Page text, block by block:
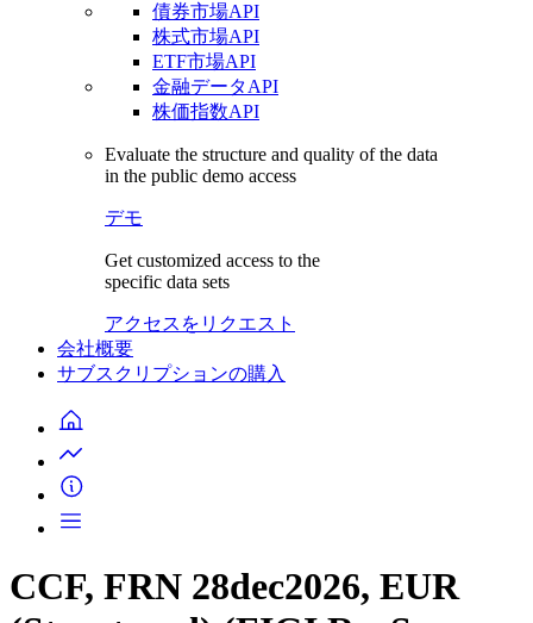
債券市場API
株式市場API
ETF市場API
金融データAPI
株価指数API
Evaluate the structure and quality of the data
in the public demo access
デモ
Get customized access to the
specific data sets
アクセスをリクエスト
会社概要
サブスクリプションの購入
CCF, FRN 28dec2026, EUR